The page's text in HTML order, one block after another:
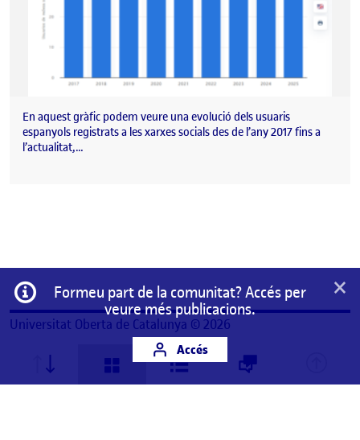
En aquest gràfic podem veure una evolució dels usuaris
espanyols registrats a les xarxes socials des de l’any 2017 fins a
l’actualitat,…
Informació
Formeu part de la comunitat? Accés per
veure més publicacions.
Accés
×
Universitat Oberta de Catalunya © 2026